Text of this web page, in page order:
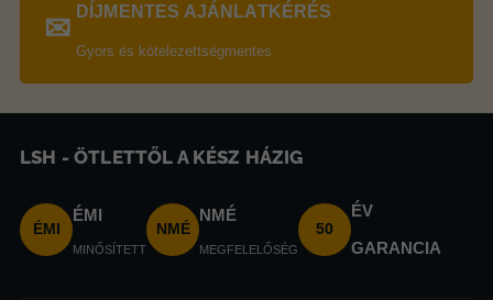
✉ DÍJMENTES AJÁNLATKÉRÉS
Gyors és kötelezettségmentes
LSH - ÖTLETTŐL A KÉSZ HÁZIG
ÉMI
ÉMI
MINŐSÍTETT
NMÉ
NMÉ
MEGFELELŐSÉG
50
ÉV
GARANCIA